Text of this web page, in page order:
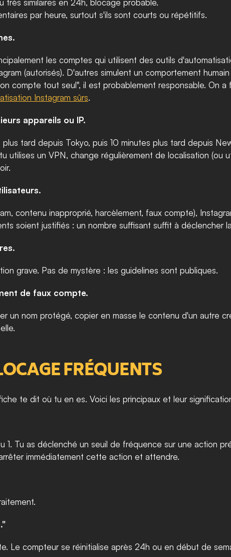
similaires en 24h, blocage probable.
par heure, surtout s'ils sont courts ou répétitifs.
les comptes qui utilisent des outils
(autorisés). D'autres simulent un comportement
compte tout seul", il est probablement responsable. On
Instagram sûrs.
appareils ou IP.
tard depuis Tokyo, puis 10 minutes plus tard depuis
utilises un VPN, change régulièrement de localisation (ou
contenu inapproprié, harcèlement, faux compte),
soient justifiés : un nombre suffisant suffit à déclencher
grave. Pas de mystère : les guidelines sont publiques.
de faux compte.
un nom protégé, copier en masse le contenu d'un autre
FRÉQUENTS
te dit où tu en es. Voici les principaux et leur
Tu as déclenché un seuil de fréquence sur une action
immédiatement cette action et attendre.
Le compteur se réinitialise après 24h ou en début de